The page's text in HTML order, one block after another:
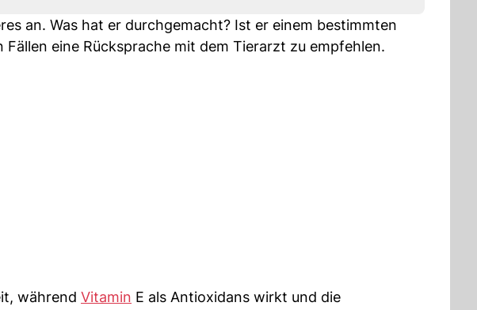
an. Was hat er durchgemacht? Ist er einem bestimmten
eine Rücksprache mit dem Tierarzt zu empfehlen.
während Vitamin E als Antioxidans wirkt und die